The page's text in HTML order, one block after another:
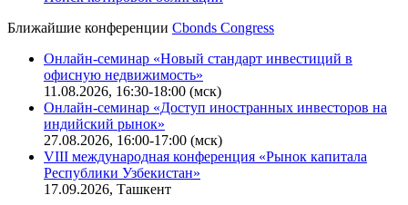
Поиск котировок облигаций
Ближайшие конференцииCbonds Congress
Онлайн-семинар «Новый стандарт инвестиций в
офисную недвижимость»
11.08.2026, 16:30-18:00 (мск)
Онлайн-семинар «Доступ иностранных инвесторов на
индийский рынок»